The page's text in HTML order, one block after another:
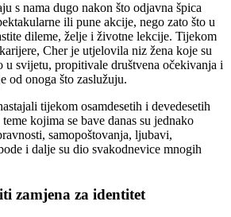
s nama dugo nakon što odjavna špica
ili pune akcije, nego zato što u
dileme, želje i životne lekcije. Tijekom
Cher je utjelovila niz žena koje su
u svijetu, propitivale društvena očekivanja i
od onoga što zaslužuju.
tijekom osamdesetih i devedesetih
kojima se bave danas su jednako
samopoštovanja, ljubavi,
i dalje su dio svakodnevice mnogih
zamjena za identitet